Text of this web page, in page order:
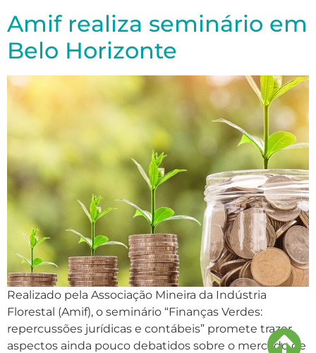
Amif realiza seminário em
Belo Horizonte
Realizado pela Associação Mineira da Indústria
Florestal (Amif), o seminário “Finanças Verdes:
repercussões jurídicas e contábeis” promete trazer
aspectos ainda pouco debatidos sobre o mercado de